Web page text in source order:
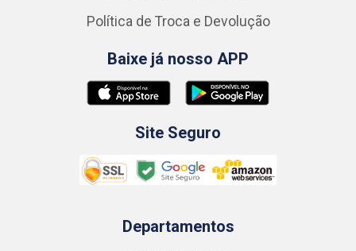
Política de Troca e Devolução
Baixe já nosso APP
Site Seguro
Departamentos